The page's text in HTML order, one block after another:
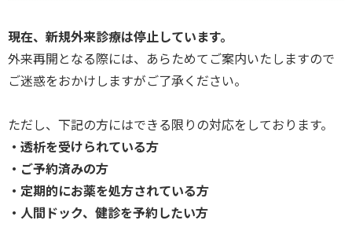
現在、新規外来診療は停止しています。
外来再開となる際には、あらためてご案内いたしますので
ご迷惑をおかけしますがご了承ください。
ただし、下記の方にはできる限りの対応をしております。
・透析を受けられている方
・ご予約済みの方
・定期的にお薬を処方されている方
・人間ドック、健診を予約したい方